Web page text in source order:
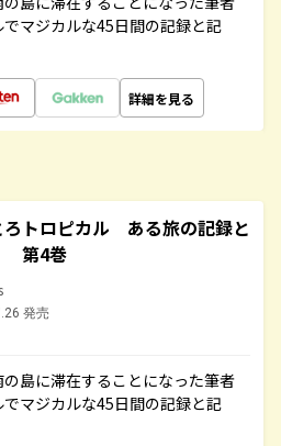
マジカルな45日間の記録と記
詳細を見る
ろトロピカル ある旅の記録と
第4巻
発売
島に滞在することになった筆者
マジカルな45日間の記録と記